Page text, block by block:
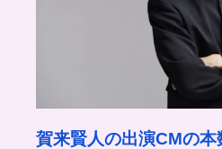
賀来賢人の出演CMの